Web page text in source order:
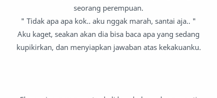
seorang perempuan.
" Tidak apa apa kok.. aku nggak marah, santai aja.. "
Aku kaget, seakan akan dia bisa baca apa yang sedang
kupikirkan, dan menyiapkan jawaban atas kekakuanku.